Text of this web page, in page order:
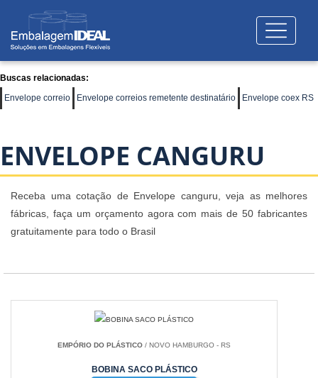
Buscas relacionadas:
Envelope correio
Envelope correios remetente destinatário Envelope coex RS
ENVELOPE CANGURU
Receba uma cotação de Envelope canguru, veja as melhores
fábricas, faça um orçamento agora com mais de 50 fabricantes
gratuitamente para todo o Brasil
EMPÓRIO DO PLÁSTICO / NOVO HAMBURGO - RS
BOBINA SACO PLÁSTICO